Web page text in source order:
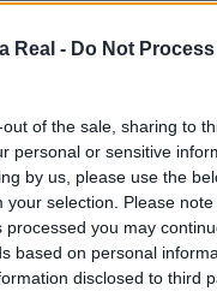
Real - Do Not
of the sale, sharing to
personal or sensitive
by us, please use the
your selection. Please
processed you may
based on personal
disclosed to third
Lamego
para